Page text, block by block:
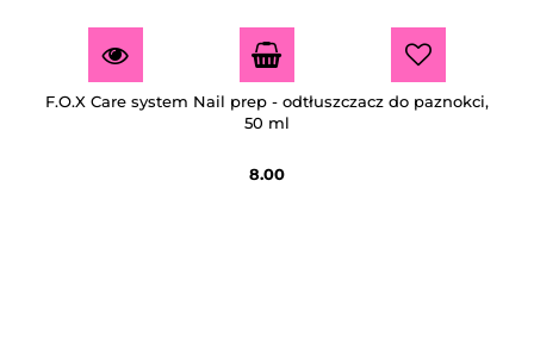
F.O.X Care system Nail prep - odtłuszczacz do paznokci,
50 ml
8.00